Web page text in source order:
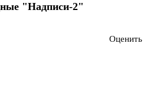
"Надписи-2"
Оценить